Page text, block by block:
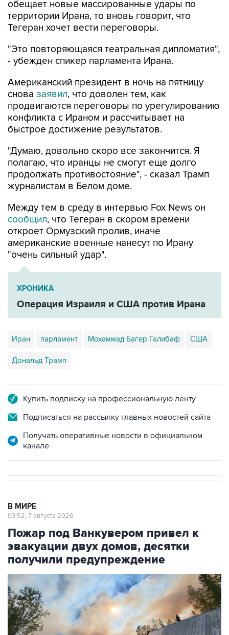
обещает новые массированные удары по
территории Ирана, то вновь говорит, что
Тегеран хочет вести переговоры.
"Это повторяющаяся театральная дипломатия",
- убежден спикер парламента Ирана.
Американский президент в ночь на пятницу
снова заявил, что доволен тем, как
продвигаются переговоры по урегулированию
конфликта с Ираном и рассчитывает на
быстрое достижение результатов.
"Думаю, довольно скоро все закончится. Я
полагаю, что иранцы не смогут еще долго
продолжать противостояние", - сказал Трамп
журналистам в Белом доме.
Между тем в среду в интервью Fox News он
сообщил, что Тегеран в скором времени
откроет Ормузский пролив, иначе
американские военные нанесут по Ирану
"очень сильный удар".
ХРОНИКА
Операция Израиля и США против Ирана
Иран парламент Мохаммад Багер Галибаф США
Дональд Трамп
Купить подписку на профессиональную ленту
Подписаться на рассылку главных новостей сайта
Получать оперативные новости в официальном
канале
В МИРЕ
03:52, 7 августа 2026
Пожар под Ванкувером привел к
эвакуации двух домов, десятки
получили предупреждение